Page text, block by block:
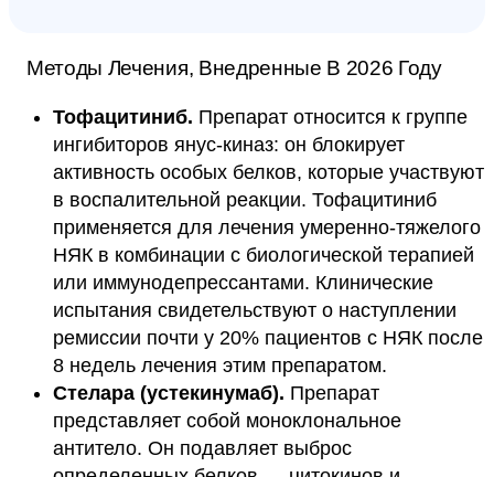
Методы Лечения, Внедренные В 2026 Году
Тофацитиниб. Препарат относится к группе
ингибиторов янус-киназ: он блокирует
активность особых белков, которые участвуют
в воспалительной реакции. Тофацитиниб
применяется для лечения умеренно-тяжелого
НЯК в комбинации с биологической терапией
или иммунодепрессантами. Клинические
испытания свидетельствуют о наступлении
ремиссии почти у 20% пациентов с НЯК после
8 недель лечения этим препаратом.
Стелара (устекинумаб). Препарат
представляет собой моноклональное
антитело. Он подавляет выброс